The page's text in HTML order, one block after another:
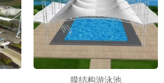
膜结构游泳池